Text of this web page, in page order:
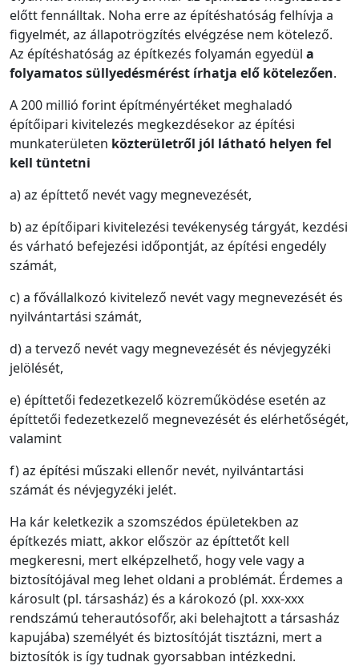
előtt fennálltak. Noha erre az építéshatóság felhívja a
figyelmét, az állapotrögzítés elvégzése nem kötelező.
Az építéshatóság az építkezés folyamán egyedül a
folyamatos süllyedésmérést írhatja elő kötelezően.
A 200 millió forint építményértéket meghaladó
építőipari kivitelezés megkezdésekor az építési
munkaterületen közterületről jól látható helyen fel
kell tüntetni
a) az építtető nevét vagy megnevezését,
b) az építőipari kivitelezési tevékenység tárgyát, kezdési
és várható befejezési időpontját, az építési engedély
számát,
c) a fővállalkozó kivitelező nevét vagy megnevezését és
nyilvántartási számát,
d) a tervező nevét vagy megnevezését és névjegyzéki
jelölését,
e) építtetői fedezetkezelő közreműködése esetén az
építtetői fedezetkezelő megnevezését és elérhetőségét,
valamint
f) az építési műszaki ellenőr nevét, nyilvántartási
számát és névjegyzéki jelét.
Ha kár keletkezik a szomszédos épületekben az
építkezés miatt, akkor először az építtetőt kell
megkeresni, mert elképzelhető, hogy vele vagy a
biztosítójával meg lehet oldani a problémát. Érdemes a
károsult (pl. társasház) és a károkozó (pl. xxx-xxx
rendszámú teherautósofőr, aki belehajtott a társasház
kapujába) személyét és biztosítóját tisztázni, mert a
biztosítók is így tudnak gyorsabban intézkedni.